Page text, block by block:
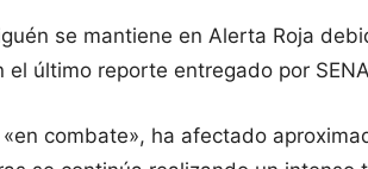
se mantiene en Alerta Roja
último reporte entregado por
combate», ha afectado